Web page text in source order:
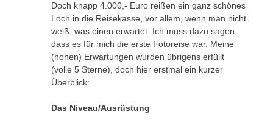
Doch knapp 4.000,- Euro reißen ein ganz schönes
Loch in die Reisekasse, vor allem, wenn man nicht
weiß, was einen erwartet. Ich muss dazu sagen,
dass es für mich die erste Fotoreise war. Meine
(hohen) Erwartungen wurden übrigens erfüllt
(volle 5 Sterne), doch hier erstmal ein kurzer
Überblick:
Das Niveau/Ausrüstung